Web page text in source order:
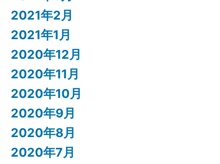
2021年2月
2021年1月
2020年12月
2020年11月
2020年10月
2020年9月
2020年8月
2020年7月